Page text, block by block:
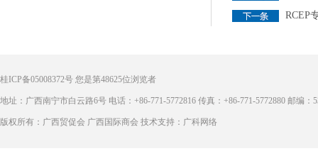
RCEP
桂ICP备05008372号 您是第48625位浏览者
地址：广西南宁市白云路6号 电话：+86-771-5772816 传真：+86-771-5772880 邮编：
版权所有：广西贸促会 广西国际商会 技术支持：广科网络